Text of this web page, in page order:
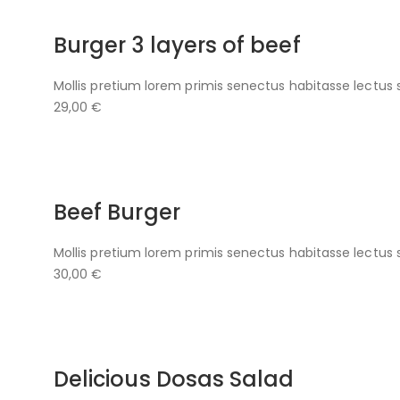
Burger 3 layers of beef
Mollis pretium lorem primis senectus habitasse lectus
29,00 €
Beef Burger
Mollis pretium lorem primis senectus habitasse lectus
30,00 €
Delicious Dosas Salad